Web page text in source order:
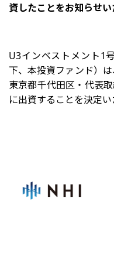
資したことをお知らせい
U3インベストメント1
下、本投資ファンド）
東京都千代田区・代表
に出資することを決定い